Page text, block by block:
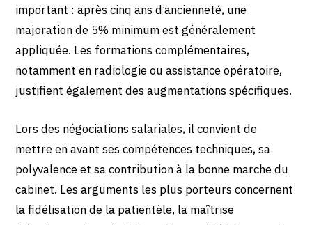
important : après cinq ans d’ancienneté, une
majoration de 5% minimum est généralement
appliquée. Les formations complémentaires,
notamment en radiologie ou assistance opératoire,
justifient également des augmentations spécifiques.
Lors des négociations salariales, il convient de
mettre en avant ses compétences techniques, sa
polyvalence et sa contribution à la bonne marche du
cabinet. Les arguments les plus porteurs concernent
la fidélisation de la patientèle, la maîtrise